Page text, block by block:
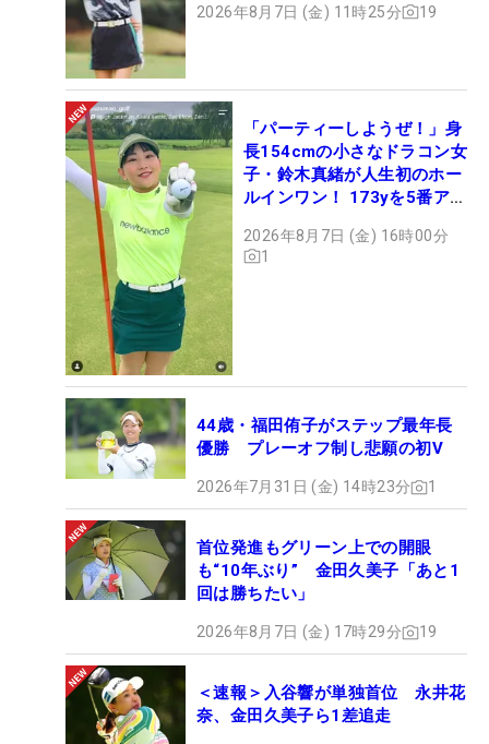
2026年8月7日 (金) 11時25分 19
「パーティーしようぜ！」身
長154cmの小さなドラコン女
子・鈴木真緒が人生初のホー
ルインワン！ 173yを5番アイ
2026年8月7日 (金) 16時00分
1
44歳・福田侑子がステップ最年長
優勝 プレーオフ制し悲願の初V
2026年7月31日 (金) 14時23分 1
首位発進もグリーン上での開眼
も“10年ぶり” 金田久美子「あと1
回は勝ちたい」
2026年8月7日 (金) 17時29分 19
＜速報＞入谷響が単独首位 永井花
奈、金田久美子ら1差追走